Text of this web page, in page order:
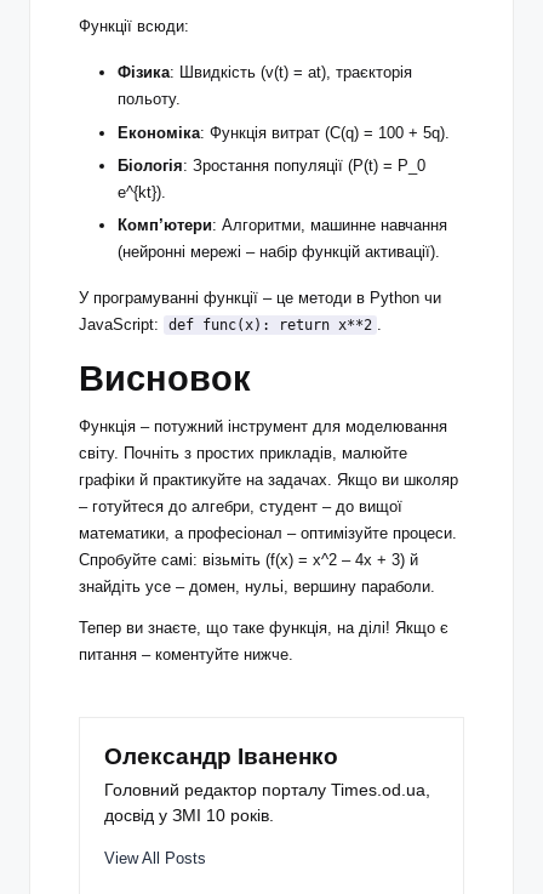
Функції всюди:
Фізика: Швидкість (v(t) = at), траєкторія
польоту.
Економіка: Функція витрат (C(q) = 100 + 5q).
Біологія: Зростання популяції (P(t) = P_0
e^{kt}).
Комп’ютери: Алгоритми, машинне навчання
(нейронні мережі – набір функцій активації).
У програмуванні функції – це методи в Python чи
JavaScript:
def func(x): return x**2
Висновок
Функція – потужний інструмент для моделювання
світу. Почніть з простих прикладів, малюйте
графіки й практикуйте на задачах. Якщо ви школяр
– готуйтеся до алгебри, студент – до вищої
математики, а професіонал – оптимізуйте процеси.
Спробуйте самі: візьміть (f(x) = x^2 – 4x + 3) й
знайдіть усе – домен, нульі, вершину параболи.
Тепер ви знаєте, що таке функція, на ділі! Якщо є
питання – коментуйте нижче.
Олександр Іваненко
Головний редактор порталу Times.od.ua,
досвід у ЗМІ 10 років.
View All Posts